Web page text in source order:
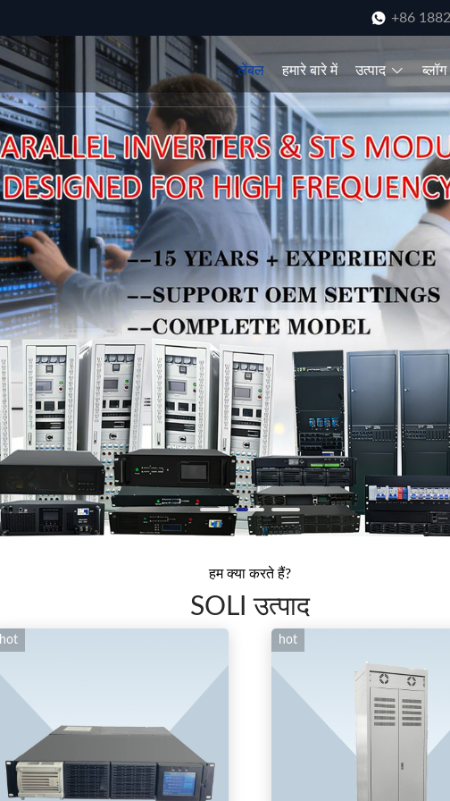
+86
लेबल हमारे बारे में उत्पाद ब्लॉग
हम क्या करते हैं?
SOLI उत्पाद
hot hot